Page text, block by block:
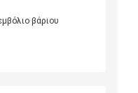
βάριου